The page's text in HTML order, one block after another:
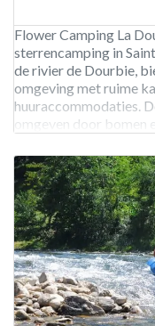
Flower Camping La
sterrencamping in
de rivier de Dourbie,
omgeving met ruime
huuraccommodaties.
omgeven door bomen
zijn er stacaravans en